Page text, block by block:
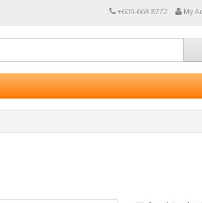
+609-668 8772 My